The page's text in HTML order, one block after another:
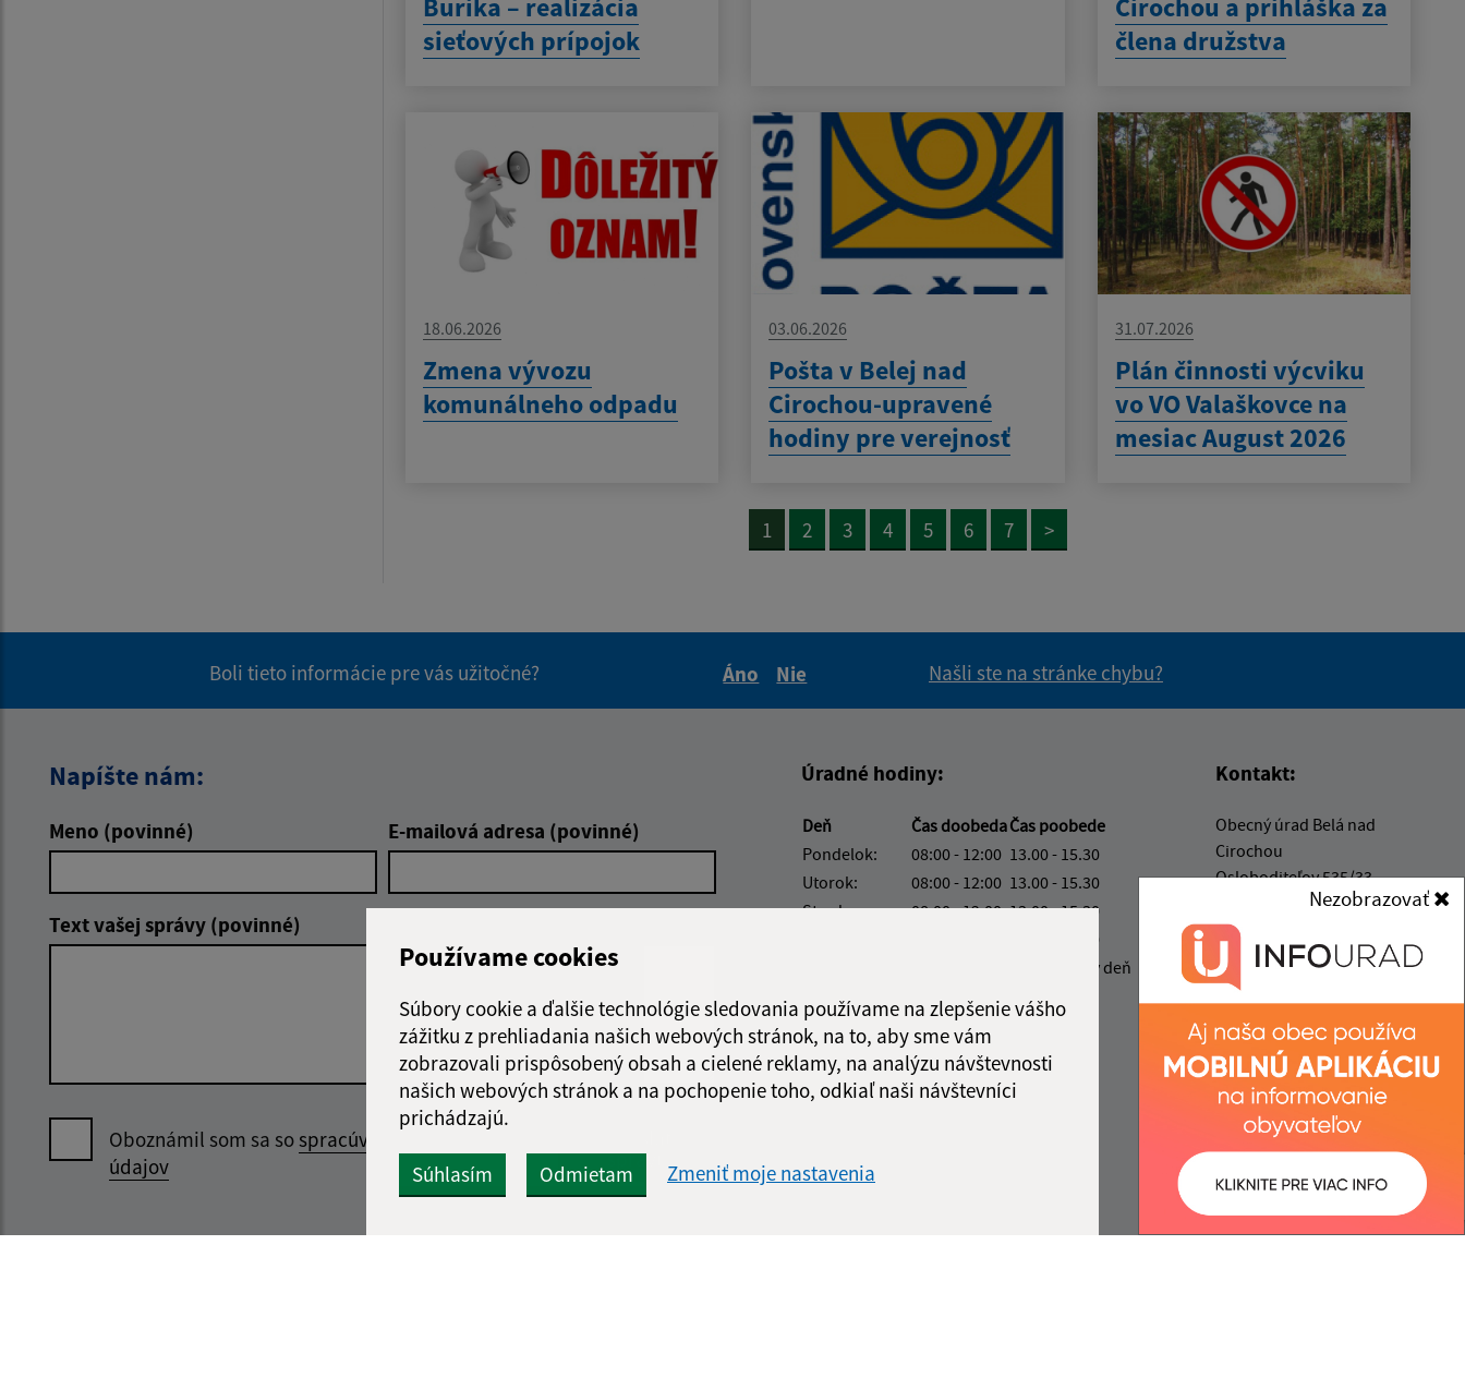
Používame cookies
Súbory cookie a ďalšie technológie sledovania používame na zlepšenie vášho
zážitku z prehliadania našich webových stránok, na to, aby sme vám
zobrazovali prispôsobený obsah a cielené reklamy, na analýzu návštevnosti
našich webových stránok a na pochopenie toho, odkiaľ naši návštevníci
prichádzajú.
Súhlasím Odmietam Zmeniť moje nastavenia
Nezobrazovať
Burika – realizácia
sieťových prípojok
Cirochou a prihláška za
člena družstva
18.06.2026
Zmena vývozu
komunálneho odpadu
03.06.2026
Pošta v Belej nad
Cirochou-upravené
hodiny pre verejnosť
31.07.2026
Plán činnosti výcviku
vo VO Valaškovce na
mesiac August 2026
1 2 3 4 5 6 7 >
Boli tieto informácie pre vás užitočné?
Áno
Nie
Našli ste na stránke chybu?
Napíšte nám:
Meno (povinné) E-mailová adresa (povinné)
Text vašej správy (povinné)
Oboznámil som sa sospracúvaním osobných
údajov
správu
Úradné hodiny:
Deň Čas doobedaČas poobede
Pondelok:
08:00 - 12:00 13.00 - 15.30
Utorok:
08:00 - 12:00 13.00 - 15.30
Streda:
08:00 - 12:00 13.00 - 15.30
13.00 - 15.30
nestránkový deň
Obedňajšia prestávka:12:00 - 13:00
Kontakt:
Obecný úrad Belá nad
Cirochou
Osloboditeľov 535/33
067 81 Belá nad Cirochou
info@belanadcirochou.sk
+421 577 683 126